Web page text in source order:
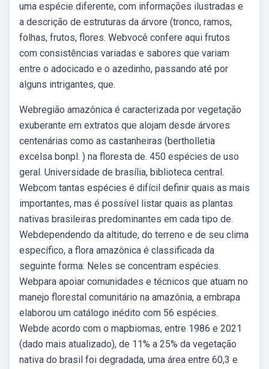
uma espécie diferente, com informações ilustradas e
a descrição de estruturas da árvore (tronco, ramos,
folhas, frutos, flores. Webvocê confere aqui frutos
com consistências variadas e sabores que variam
entre o adocicado e o azedinho, passando até por
alguns intrigantes, que.
Webregião amazônica é caracterizada por vegetação
exuberante em extratos que alojam desde árvores
centenárias como as castanheiras (bertholletia
excelsa bonpl. ) na floresta de. 450 espécies de uso
geral. Universidade de brasília, biblioteca central.
Webcom tantas espécies é difícil definir quais as mais
importantes, mas é possível listar quais as plantas
nativas brasileiras predominantes em cada tipo de.
Webdependendo da altitude, do terreno e de seu clima
específico, a flora amazônica é classificada da
seguinte forma: Neles se concentram espécies.
Webpara apoiar comunidades e técnicos que atuam no
manejo florestal comunitário na amazônia, a embrapa
elaborou um catálogo inédito com 56 espécies.
Webde acordo com o mapbiomas, entre 1986 e 2021
(dado mais atualizado), de 11% a 25% da vegetação
nativa do brasil foi degradada, uma área entre 60,3 e